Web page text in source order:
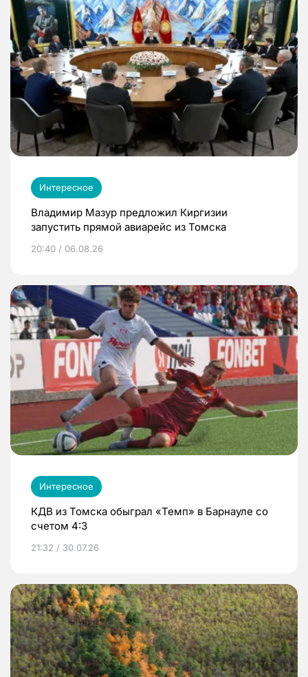
Интересное
Владимир Мазур предложил Киргизии
запустить прямой авиарейс из Томска
20:40 / 06.08.26
Интересное
КДВ из Томска обыграл «Темп» в Барнауле со
счетом 4:3
21:32 / 30.07.26